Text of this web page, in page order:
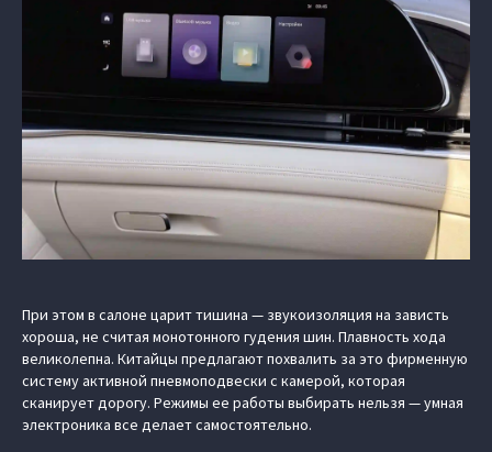
При этом в салоне царит тишина — звукоизоляция на зависть
хороша, не считая монотонного гудения шин. Плавность хода
великолепна. Китайцы предлагают похвалить за это фирменную
систему активной пневмоподвески с камерой, которая
сканирует дорогу. Режимы ее работы выбирать нельзя — умная
электроника все делает самостоятельно.